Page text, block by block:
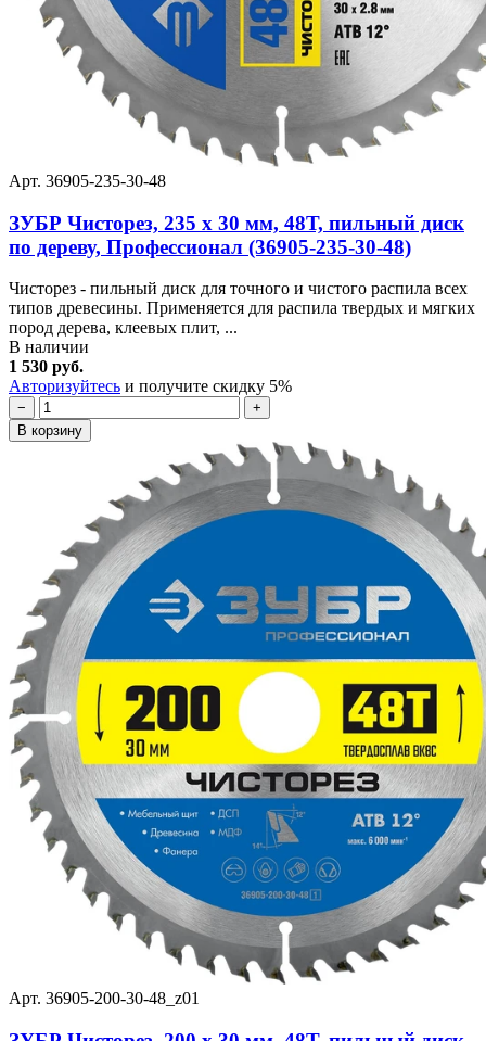
Арт. 36905-235-30-48
ЗУБР Чисторез, 235 x 30 мм, 48Т, пильный диск
по дереву, Профессионал (36905-235-30-48)
Чисторез - пильный диск для точного и чистого распила всех
типов древесины. Применяется для распила твердых и мягких
пород дерева, клеевых плит, ...
В наличии
1 530 руб.
Авторизуйтесь и получите скидку 5%
−
+
В корзину
Арт. 36905-200-30-48_z01